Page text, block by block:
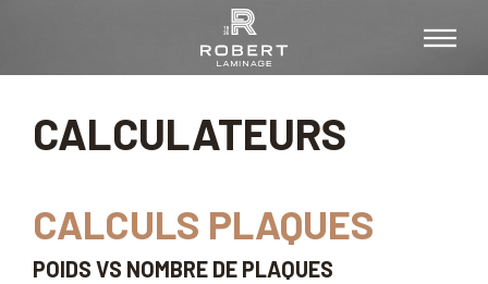
CALCULATEURS
CALCULS PLAQUES
POIDS VS NOMBRE DE PLAQUES